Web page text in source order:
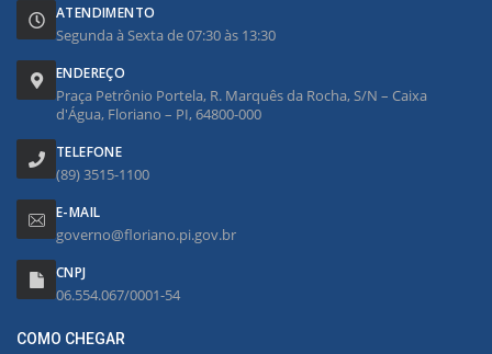
ATENDIMENTO
Segunda à Sexta de 07:30 às 13:30
ENDEREÇO
Praça Petrônio Portela, R. Marquês da Rocha, S/N – Caixa
d'Água, Floriano – PI, 64800-000
TELEFONE
(89) 3515-1100
E-MAIL
governo@floriano.pi.gov.br
CNPJ
06.554.067/0001-54
COMO CHEGAR